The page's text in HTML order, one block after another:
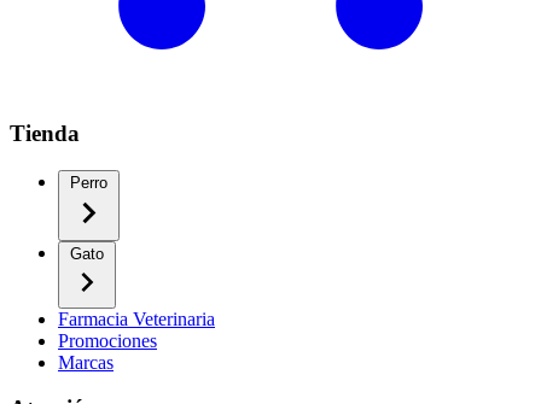
Tienda
Perro
Gato
Farmacia Veterinaria
Promociones
Marcas